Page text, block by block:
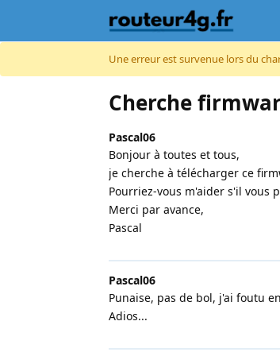
Accéder au contenu
Une erreur est survenue lors du
Cherche
Pascal06
Bonjour à toutes et tous,
je cherche à télécharger ce
Pourriez-vous m'aider s'il vous
Merci par avance,
Pascal
Pascal06
Punaise, pas de bol, j'ai foutu
Adios...